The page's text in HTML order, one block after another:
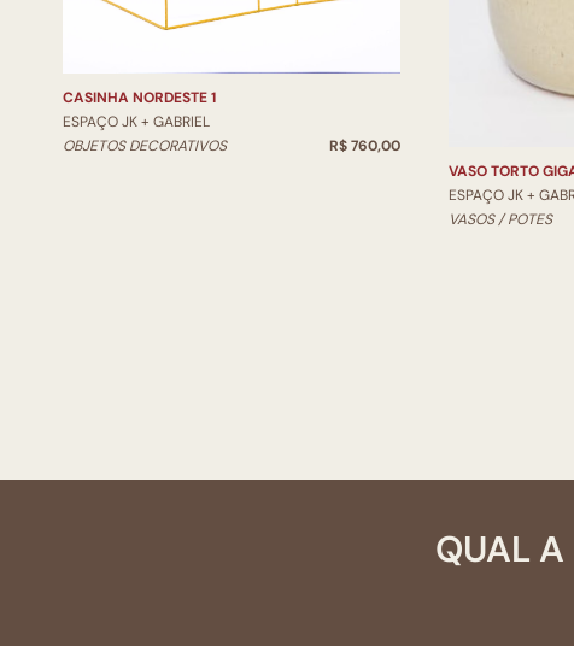
CASINHA NORDESTE 1
ESPAÇO JK + GABRIEL
OBJETOS DECORATIVOS
R$ 760,00
VASO TORTO
ESPAÇO JK +
VASOS / POTES
QUAL A